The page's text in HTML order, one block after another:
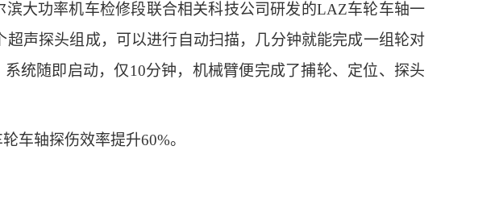
大功率机车检修段联合相关科技公司研发的LAZ车轮车轴一
声探头组成，可以进行自动扫描，几分钟就能完成一组轮对
统随即启动，仅10分钟，机械臂便完成了捕轮、定位、探头
轴探伤效率提升60%。